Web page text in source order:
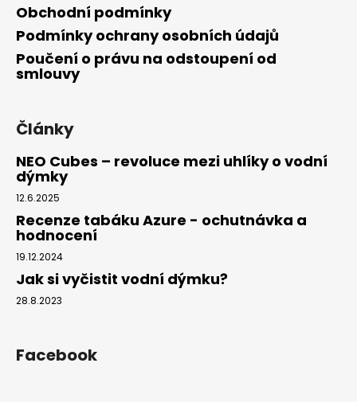
Obchodní podmínky
Podmínky ochrany osobních údajů
Poučení o právu na odstoupení od
smlouvy
Články
NEO Cubes – revoluce mezi uhlíky o vodní
dýmky
12.6.2025
Recenze tabáku Azure - ochutnávka a
hodnocení
19.12.2024
Jak si vyčistit vodní dýmku?
28.8.2023
Facebook